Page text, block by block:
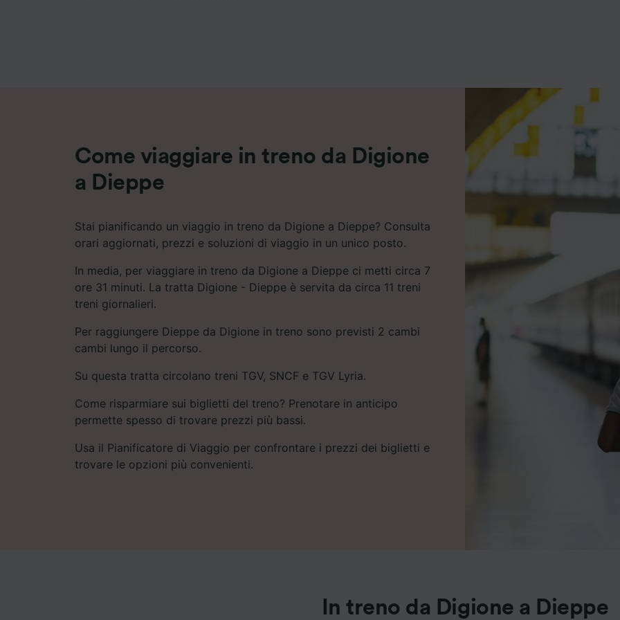
Come viaggiare in treno da Digione
a Dieppe
Stai pianificando un viaggio in treno da Digione a Dieppe? Consulta
orari aggiornati, prezzi e soluzioni di viaggio in un unico posto.
In media, per viaggiare in treno da Digione a Dieppe ci metti circa 7
ore 31 minuti. La tratta Digione - Dieppe è servita da circa 11 treni
treni giornalieri.
Per raggiungere Dieppe da Digione in treno sono previsti 2 cambi
cambi lungo il percorso.
Su questa tratta circolano treni TGV, SNCF e TGV Lyria.
Come risparmiare sui biglietti del treno? Prenotare in anticipo
permette spesso di trovare prezzi più bassi.
Usa il Pianificatore di Viaggio per confrontare i prezzi dei biglietti e
trovare le opzioni più convenienti.
In treno da Digione a Dieppe